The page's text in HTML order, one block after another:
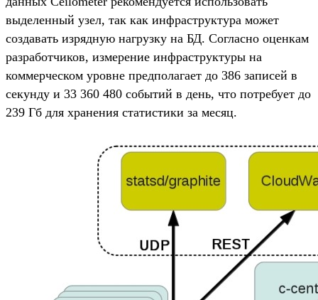
выделенный узел, так как инфраструктура может
создавать изрядную нагрузку на БД. Согласно оценкам
разработчиков, измерение инфраструктуры на
коммерческом уровне предполагает до 386 записей в
секунду и 33 360 480 событий в день, что потребует до
239 Гб для хранения статистики за месяц.